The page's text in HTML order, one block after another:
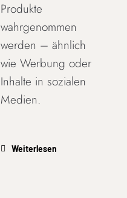
Produkte
wahrgenommen
werden – ähnlich
wie Werbung oder
Inhalte in sozialen
Medien.
Weiterlesen